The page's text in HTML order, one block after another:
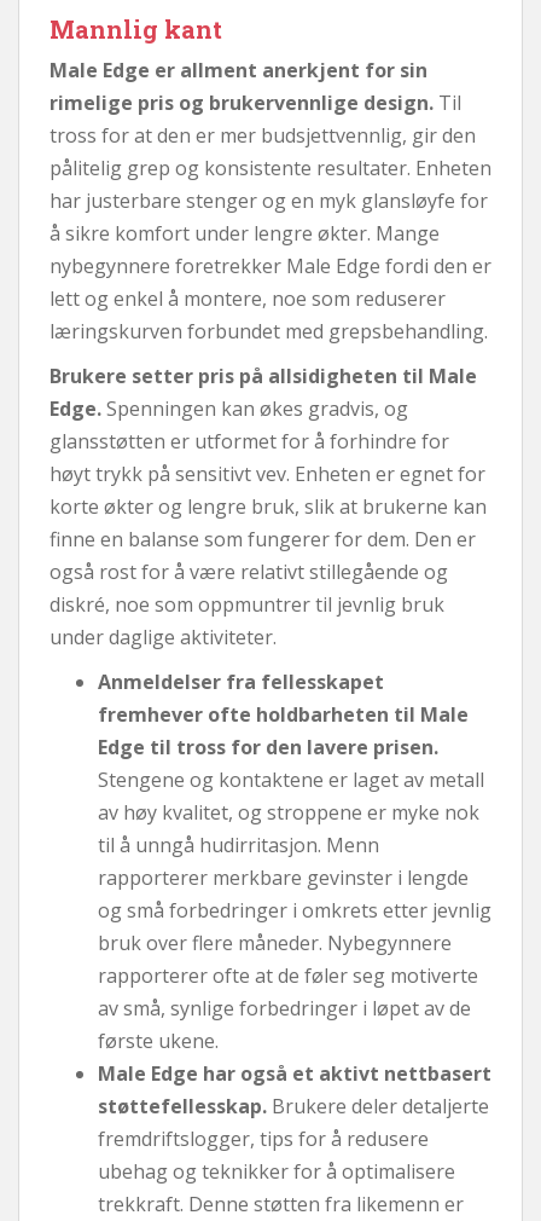
Mannlig kant
Male Edge er allment anerkjent for sin
rimelige pris og brukervennlige design. Til
tross for at den er mer budsjettvennlig, gir den
pålitelig grep og konsistente resultater. Enheten
har justerbare stenger og en myk glansløyfe for
å sikre komfort under lengre økter. Mange
nybegynnere foretrekker Male Edge fordi den er
lett og enkel å montere, noe som reduserer
læringskurven forbundet med grepsbehandling.
Brukere setter pris på allsidigheten til Male
Edge.Spenningen kan økes gradvis, og
glansstøtten er utformet for å forhindre for
høyt trykk på sensitivt vev. Enheten er egnet for
korte økter og lengre bruk, slik at brukerne kan
finne en balanse som fungerer for dem. Den er
også rost for å være relativt stillegående og
diskré, noe som oppmuntrer til jevnlig bruk
under daglige aktiviteter.
Anmeldelser fra fellesskapet
fremhever ofte holdbarheten til Male
Edge til tross for den lavere prisen.
Stengene og kontaktene er laget av metall
av høy kvalitet, og stroppene er myke nok
til å unngå hudirritasjon. Menn
rapporterer merkbare gevinster i lengde
og små forbedringer i omkrets etter jevnlig
bruk over flere måneder. Nybegynnere
rapporterer ofte at de føler seg motiverte
av små, synlige forbedringer i løpet av de
første ukene.
Male Edge har også et aktivt nettbasert
støttefellesskap. Brukere deler detaljerte
fremdriftslogger, tips for å redusere
ubehag og teknikker for å optimalisere
trekkraft. Denne støtten fra likemenn er